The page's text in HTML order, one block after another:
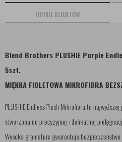
OPINIE KLIENTÓW
Blend Brothers PLUSHIE Purple
5szt.
MIĘKKA FIOLETOWA MIKROFIBRA
PLUSHIE Endless Plush Mikrofibra to
stworzona do precyzyjnej i delikatnej
Wysoka gramatura gwarantuje